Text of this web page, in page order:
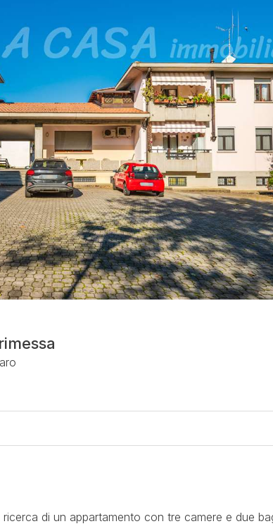
di un appartamento con tre camere e due